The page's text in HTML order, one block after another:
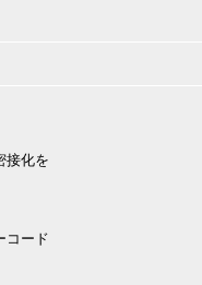
接化を
コード